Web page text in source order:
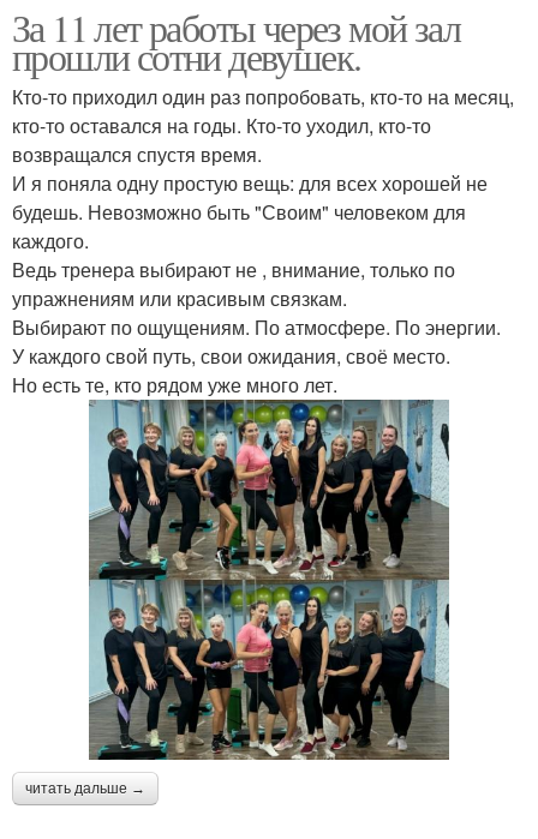
За 11 лет работы через мой зал
прошли сотни девушек.
Кто-то приходил один раз попробовать, кто-то на месяц,
кто-то оставался на годы. Кто-то уходил, кто-то
возвращался спустя время.
И я поняла одну простую вещь: для всех хорошей не
будешь. Невозможно быть "Своим" человеком для
каждого.
Ведь тренера выбирают не , внимание, только по
упражнениям или красивым связкам.
Выбирают по ощущениям. По атмосфере. По энергии.
У каждого свой путь, свои ожидания, своё место.
Но есть те, кто рядом уже много лет.
читать дальше →